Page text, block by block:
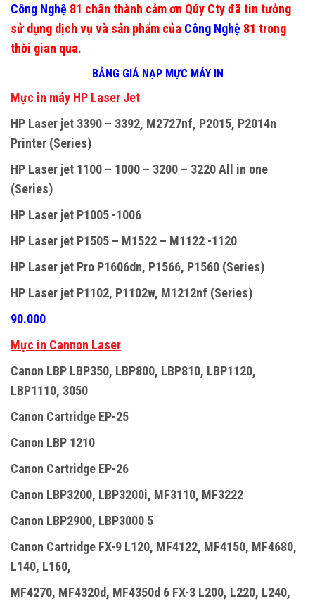
Công Nghệ 81 chân thành cảm ơn Qúy Cty đã tin tưởng
sử dụng dịch vụ và sản phẩm của Công Nghệ 81 trong
thời gian qua.
BẢNG GIÁ NẠP MỰC MÁY IN
Mực in máy HP Laser Jet
HP Laser jet 3390 – 3392, M2727nf, P2015, P2014n
Printer (Series)
HP Laser jet 1100 – 1000 – 3200 – 3220 All in one
(Series)
HP Laser jet P1005 -1006
HP Laser jet P1505 – M1522 – M1122 -1120
HP Laser jet Pro P1606dn, P1566, P1560 (Series)
HP Laser jet P1102, P1102w, M1212nf (Series)
90.000
Mực in Cannon Laser
Canon LBP LBP350, LBP800, LBP810, LBP1120,
LBP1110, 3050
Canon Cartridge EP-25
Canon LBP 1210
Canon Cartridge EP-26
Canon LBP3200, LBP3200i, MF3110, MF3222
Canon LBP2900, LBP3000 5
Canon Cartridge FX-9 L120, MF4122, MF4150, MF4680,
L140, L160,
MF4270, MF4320d, MF4350d 6 FX-3 L200, L220, L240,